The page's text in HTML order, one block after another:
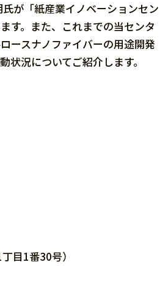
が「紙産業イノベーションセン
す。また、これまでの当センタ
ースナノファイバーの用途開発
況についてご紹介します。
目1番30号）